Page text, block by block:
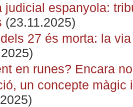
judicial espanyola:
(23.11.2025)
27 és morta: la
en runes? Encara no
un concepte màgic